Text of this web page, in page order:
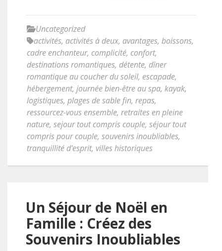
Uncategorized
activités, activités à deux, avantages, boissons,
cadre enchanteur, complicité, confort,
destinations romantiques, détente, dîner
romantique au coucher du soleil, escapade,
hébergement, journée bien-être au spa, kayak,
logistiques, plages de sable fin, repas,
ressourcez-vous ensemble, retraites en pleine
nature, sejour tout compris couple, séjour tout
compris pour couple, souvenirs inoubliables,
tranquillité d'esprit, villes historiques
Un Séjour de Noël en
Famille : Créez des
Souvenirs Inoubliables